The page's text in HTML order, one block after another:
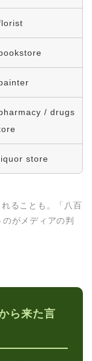
/ drugs
store
ることも。「八百
がメディアの判
ら来た言